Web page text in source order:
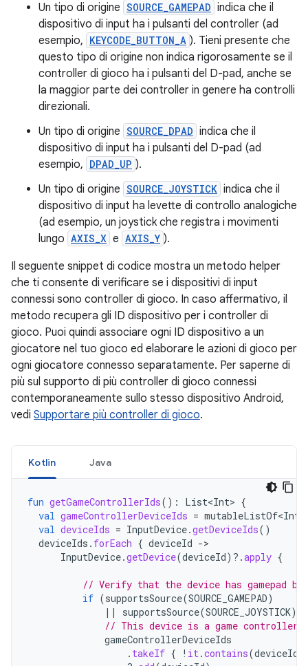
Un tipo di origine SOURCE_GAMEPAD indica che il
dispositivo di input ha i pulsanti del controller (ad
esempio, KEYCODE_BUTTON_A ). Tieni presente che
questo tipo di origine non indica rigorosamente se il
controller di gioco ha i pulsanti del D-pad, anche se
la maggior parte dei controller in genere ha controlli
direzionali.
Un tipo di origine SOURCE_DPAD indica che il
dispositivo di input ha i pulsanti del D-pad (ad
esempio, DPAD_UP ).
Un tipo di origine SOURCE_JOYSTICK indica che il
dispositivo di input ha levette di controllo analogiche
(ad esempio, un joystick che registra i movimenti
lungo AXIS_X e AXIS_Y ).
Il seguente snippet di codice mostra un metodo helper
che ti consente di verificare se i dispositivi di input
connessi sono controller di gioco. In caso affermativo, il
metodo recupera gli ID dispositivo per i controller di
gioco. Puoi quindi associare ogni ID dispositivo a un
giocatore nel tuo gioco ed elaborare le azioni di gioco per
ogni giocatore connesso separatamente. Per saperne di
più sul supporto di più controller di gioco connessi
contemporaneamente sullo stesso dispositivo Android,
vedi Supportare più controller di gioco.
Kotlin Java
fun getGameControllerIds(): List<Int> {
val gameControllerDeviceIds = mutableListOf<Int>
val deviceIds = InputDevice.getDeviceIds()
deviceIds . forEach { deviceId -
InputDevice.getDevice(deviceId) ?.apply {
// Verify that the device has gamepad
if (supportsSource(SOURCE_GAMEPAD)
||
supportsSource(SOURCE_JOYSTICK))
// This device is a game
gameControllerDeviceIds
. takeIf { ! it.contains(deviceId